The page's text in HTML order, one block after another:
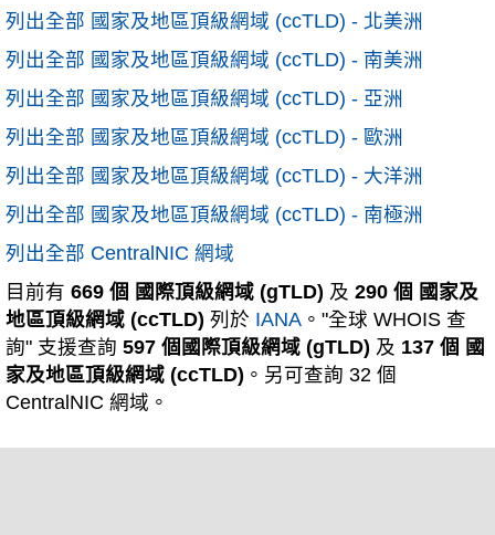
列出全部 國家及地區頂級網域 (ccTLD) - 北美洲
列出全部 國家及地區頂級網域 (ccTLD) - 南美洲
列出全部 國家及地區頂級網域 (ccTLD) - 亞洲
列出全部 國家及地區頂級網域 (ccTLD) - 歐洲
列出全部 國家及地區頂級網域 (ccTLD) - 大洋洲
列出全部 國家及地區頂級網域 (ccTLD) - 南極洲
列出全部 CentralNIC 網域
目前有 669 個 國際頂級網域 (gTLD) 及 290 個 國家及
地區頂級網域 (ccTLD) 列於 IANA 。"全球 WHOIS 查
詢" 支援查詢 597 個國際頂級網域 (gTLD) 及 137 個 國
家及地區頂級網域 (ccTLD) 。另可查詢 32 個
CentralNIC 網域。